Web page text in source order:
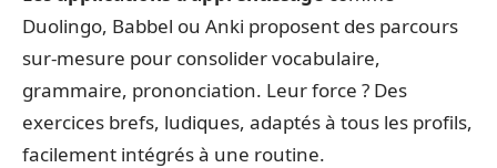
Duolingo, Babbel ou Anki proposent des parcours
sur-mesure pour consolider vocabulaire,
grammaire, prononciation. Leur force ? Des
exercices brefs, ludiques, adaptés à tous les profils,
facilement intégrés à une routine.